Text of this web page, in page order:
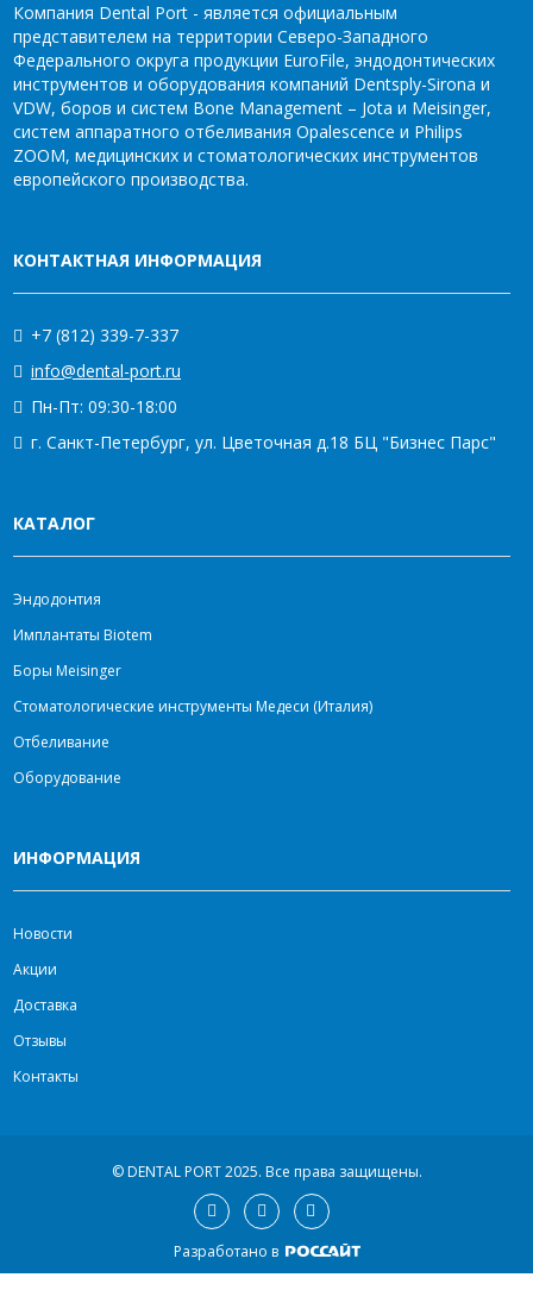
Компания Dental Port - является официальным
представителем на территории Северо-Западного
Федерального округа продукции EuroFile, эндодонтических
инструментов и оборудования компаний Dentsply-Sirona и
VDW, боров и систем Bone Management – Jota и Meisinger,
систем аппаратного отбеливания Opalescence и Philips
ZOOM, медицинских и стоматологических инструментов
европейского производства.
КОНТАКТНАЯ ИНФОРМАЦИЯ
+7 (812) 339-7-337
info@dental-port.ru
Пн-Пт: 09:30-18:00
г. Санкт-Петербург, ул. Цветочная д.18 БЦ "Бизнес Парс"
КАТАЛОГ
Эндодонтия
Имплантаты Biotem
Боры Meisinger
Стоматологические инструменты Медеси (Италия)
Отбеливание
Оборудование
ИНФОРМАЦИЯ
Новости
Акции
Доставка
Отзывы
Контакты
© DENTAL PORT 2025. Все права защищены.
Разработано в